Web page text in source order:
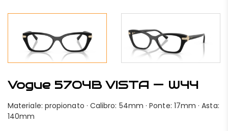
Vogue 5704B VISTA — W44
Materiale: propionato · Calibro: 54mm · Ponte: 17mm · Asta:
140mm